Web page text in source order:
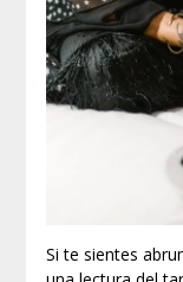
Si te sientes